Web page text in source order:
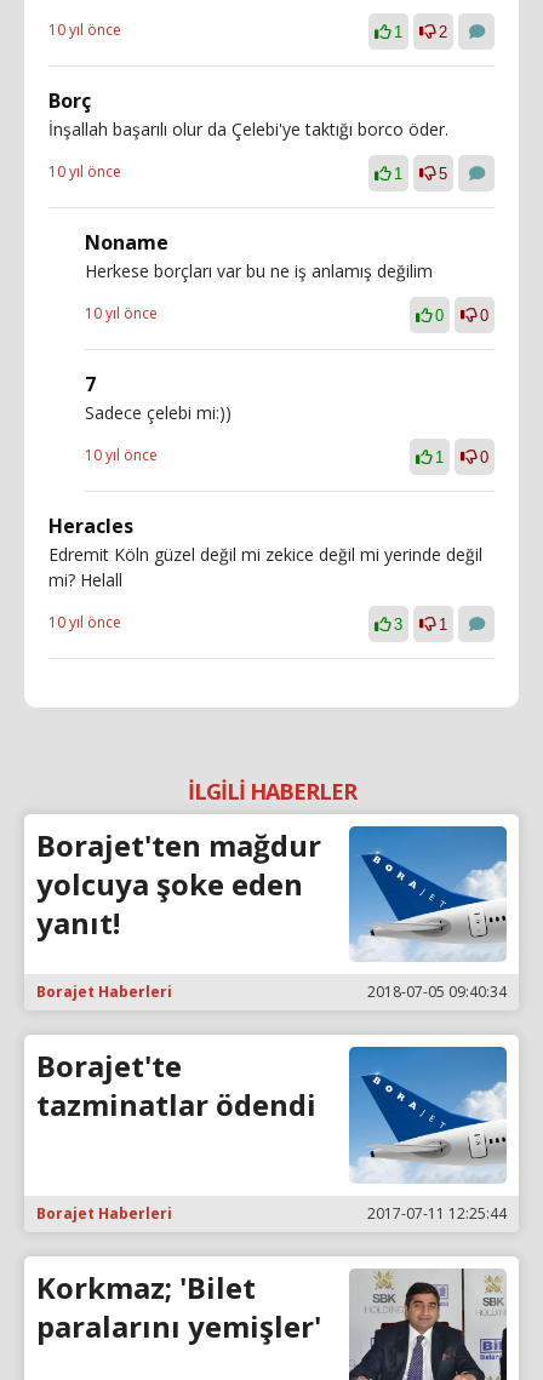
10 yıl önce 1 2
Borç
İnşallah başarılı olur da Çelebi'ye taktığı borco öder.
10 yıl önce 1 5
Noname
Herkese borçları var bu ne iş anlamış değilim
10 yıl önce 0 0
7
Sadece çelebi mi:))
10 yıl önce 1 0
Heracles
Edremit Köln güzel değil mi zekice değil mi yerinde değil
mi? Helall
10 yıl önce 3 1
İLGİLİ HABERLER
Borajet'ten mağdur
yolcuya şoke eden
yanıt!
Borajet Haberleri 2018-07-05 09:40:34
Borajet'te
tazminatlar ödendi
Borajet Haberleri 2017-07-11 12:25:44
Korkmaz; 'Bilet
paralarını yemişler'